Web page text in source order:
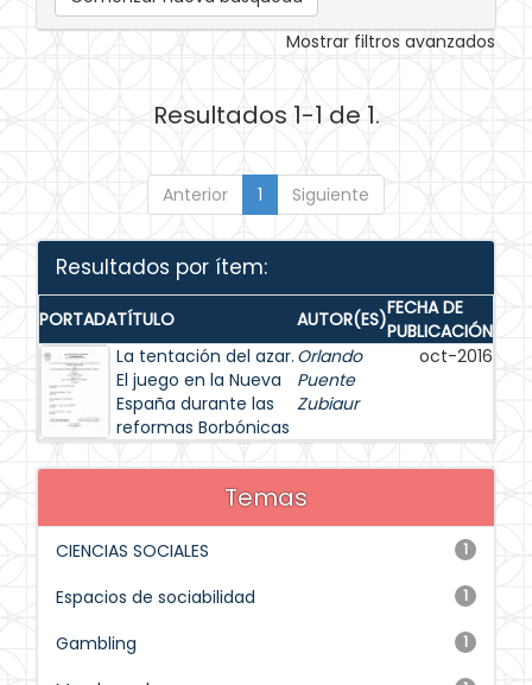
Mostrar filtros avanzados
Resultados 1-1 de 1.
Anterior 1 Siguiente
Resultados por ítem:
PORTADATÍTULO AUTOR(ES)FECHA DE
PUBLICACIÓN
La tentación del azar.
El juego en la Nueva
España durante las
reformas Borbónicas
Orlando
Puente
Zubiaur
oct-2016
Temas
1
CIENCIAS SOCIALES
1
Espacios de sociabilidad
1
Gambling